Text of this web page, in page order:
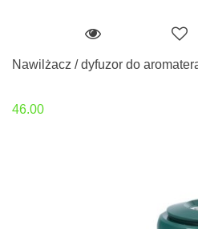
Nawilżacz / dyfuzor do
46.00